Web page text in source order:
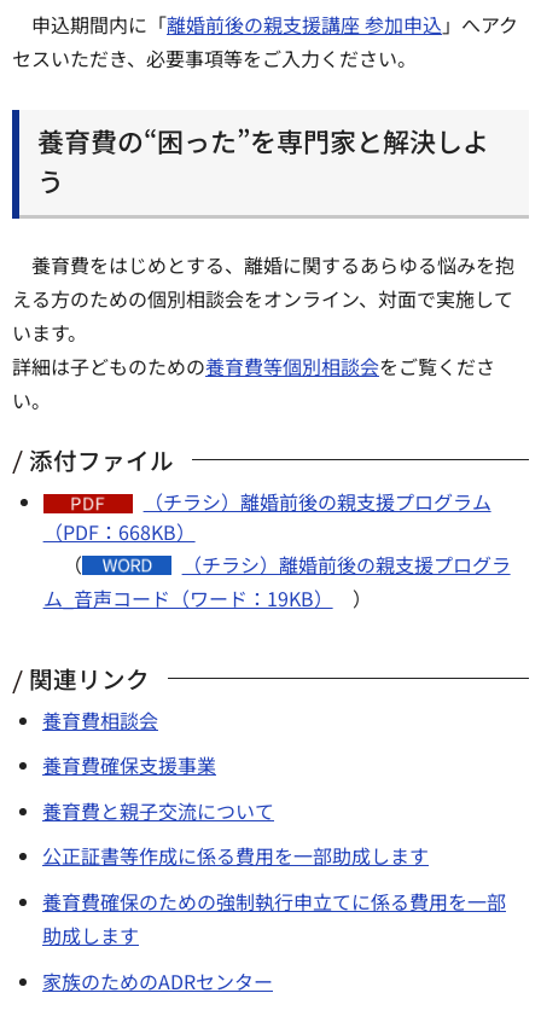
申込期間内に「離婚前後の親支援講座 参加申込 」へアク
セスいただき、必要事項等をご入力ください。
養育費の“困った”を専門家と解決しよ
う
養育費をはじめとする、離婚に関するあらゆる悩みを抱
える方のための個別相談会をオンライン、対面で実施して
います。
詳細は子どものための養育費等個別相談会をご覧くださ
い。
添付ファイル
（チラシ）離婚前後の親支援プログラム
（PDF：668KB）
（
（チラシ）離婚前後の親支援プログラ
ム_音声コード（ワード：19KB）
）
関連リンク
養育費相談会
養育費確保支援事業
養育費と親子交流について
公正証書等作成に係る費用を一部助成します
養育費確保のための強制執行申立てに係る費用を一部
助成します
家族のためのADRセンター